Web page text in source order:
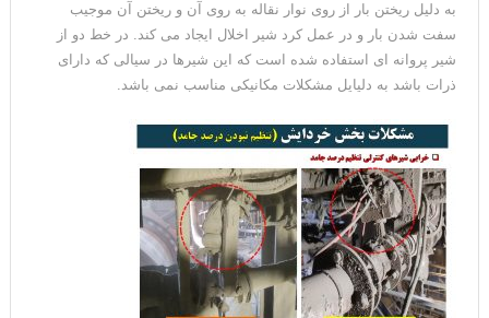
به دلیل ریختن بار از روی نوار نقاله به روی آن و ریختن آن موجیب
سفت شدن بار و در عمل کرد شیر اخلال ایجاد می کند. در خط دو از
شیر پروانه ای استفاده شده است که این شیرها در سیالی که دارای
ذرات باشد به دلیایل مشکلات مکانیکی مناسب نمی باشد.